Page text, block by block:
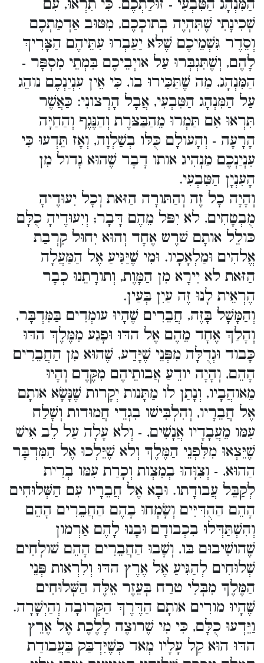
הַמִּנְהָג הַטִּבְעִי - זוּלַתְכֶם. כִּי תִרְאוּ, עִם
שְׁכִינָתִי שֶׁתִּהְיֶה בְתוכְכֶם, מִטּוּב אַדְמַתְכֶם
וְסֵדֶר גִּשְׁמֵיכֶם שֶׁלּא יַעַבְרוּ עִתֵּיהֶם הַצָּרִיךְ
לָהֶם, וְשֶׁתִּגְבְּרוּ עַל אויְבֵיכֶם בִּמְתֵי מִסְפָּר -
הַמִּנְהָג, מַה שֶׁתַּכִּירוּ בו, כִּי אֵין עִנְיַנְכֶם נוהֵג
עַל הַמִּנְהָג הַטִּבְעִי, אֲבָל הָרְצונִי: כַּאֲשֶׁר
תִּרְאוּ אִם תַּמְרוּ מֵהַבַּצּרֶת וְהַנֶּגֶף וְהַחַיָּה
הָרָעָה - וְהָעולָם כֻּלּו בְשַׁלְוָה, וְאָז תֵּדְעוּ כִּי
עִנְיַנְכֶם מַנְהִיג אותו דָבָר שֶׁהוּא גָדול מִן
הָעִנְיָן הַטִּבְעִי.
וְהָיָה כָל זֶה וְהַתּורָה הַזּאת וְכָל יִעוּדֶיהָ
מֻבְטָחִים, לא יִפּל מֵהֶם דָּבָר; וְיִעוּדֶיהָ כֻלָּם
כּולֵל אותָם שׁרֶש אֶחָד וְהוּא יִחוּל קִרְבַת
אֱלהִים וּמַלְאָכָיו. וּמִי שֶׁיַּגִּיעַ אֶל הַמַּעֲלָה
הַזּאת לא יִירָא מִן הַמָּוֶת, וְתורָתֵנוּ כְבָר
הֶרְאֵית לָנוּ זֶה עַיִן בְּעַין.
וְהַמָּשָׁל בָּזֶה, חֲבֵרִים שֶׁהָיוּ עומְדִים בַּמִּדְבָּר,
וְהָלַךְ אֶחָד מֵהֶם אֶל הדּוּ וּפָגַע מִמֶּלֶךְ הדּוּ
כָּבוד וּגְדֻלָּה מִפְּנֵי שֶׁיָּדַע, שֶׁהוּא מִן הַחֲבֵרִים
הָהֵם, וְהָיָה יודֵעַ אֲבותֵיהֶם מִקֶּדֶם וְהָיוּ
מֵאוהֲבָיו, וְנָתַן לו מַתָּנות יְקָרות שֶׁנָּשָׂא אותָם
אֶל חֲבֵרָיו, וְהִלְבִּישׁו בִגְדֵי חֲמוּדות וְשָׁלַח
עִמּו מֵעֲבָדָיו אֲנָשִׁים, - וְלא עָלָה עַל לֵב אִישׁ
שֶׁיֵּצְאוּ מִלִּפְנֵי הַמֶּלֶךְ וְלא שֶׁיֵּלְכוּ אֶל הַמִּדְבָּר
הַהוּא, - וְצִוָּהוּ בְמִצְות וְכָרַת עִמּו בְרִית
לְקַבֵּל עֲבודָתו. וּבָא אֶל חֲבֵרָיו עִם הַשְּׁלוּחִים
הָהֵם הַהֻדִּיִּים וְשָׂמְחוּ בָהֶם הַחֲבֵרִים הָהֵם
וְהִשְׁתַּדְּלוּ בִכְבודָם וּבָנוּ לָהֶם אַרְמון
שֶׁהושִׁיבוּם בּו, וְשָׁבוּ הַחֲבֵרִים הָהֵם שׁולְחִים
שְׁלוּחִים לְהַגִּיעַ אֶל אֶרֶץ הדּוּ וְלִרְאות פְּנֵי
הַמֶּלֶךְ מִבְּלִי טרַח בְּעֵזֶר אֵלֶּה הַשְּׁלוּחִים
שֶׁהָיוּ מורִים אותָם הַדֶּרֶךְ הַקְּרובָה וְהַיְשָׁרָה.
וַיֵּדְעוּ כֻלָּם, כִּי מִי שֶׁרוצֶה לָלֶכֶת אֶל אֶרֵץ
הדּוּ הוּא קַל עָלָיו מְאד כְּשֶׁיִּדְבַּק בַּעֲבודַת